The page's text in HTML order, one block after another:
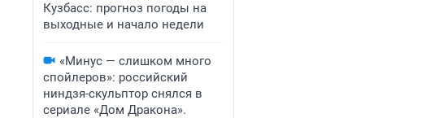
Кузбасс: прогноз погоды на
выходные и начало недели
«Минус — слишком много
спойлеров»: российский
ниндзя-скульптор снялся в
сериале «Дом Дракона».